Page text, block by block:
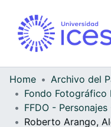
Home